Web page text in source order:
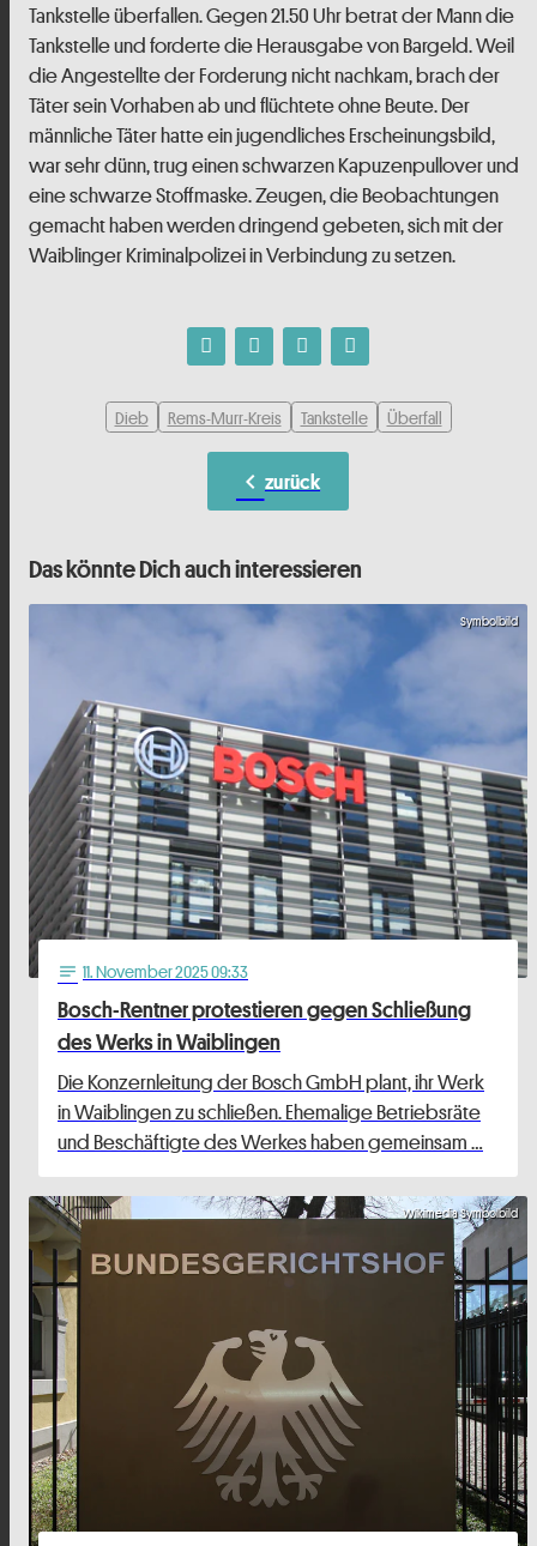
Tankstelle überfallen. Gegen 21.50 Uhr betrat der Mann die
Tankstelle und forderte die Herausgabe von Bargeld. Weil
die Angestellte der Forderung nicht nachkam, brach der
Täter sein Vorhaben ab und flüchtete ohne Beute. Der
männliche Täter hatte ein jugendliches Erscheinungsbild,
war sehr dünn, trug einen schwarzen Kapuzenpullover und
eine schwarze Stoffmaske. Zeugen, die Beobachtungen
gemacht haben werden dringend gebeten, sich mit der
Waiblinger Kriminalpolizei in Verbindung zu setzen.
Dieb Rems-Murr-Kreis Tankstelle Überfall
chevron_left zurück
Das könnte Dich auch interessieren
Symbolbild
notes 11. November 2025 09:33
Bosch-Rentner protestieren gegen Schließung
des Werks in Waiblingen
Die Konzernleitung der Bosch GmbH plant, ihr Werk
in Waiblingen zu schließen. Ehemalige Betriebsräte
und Beschäftigte des Werkes haben gemeinsam …
Wikimedia Symbolbild